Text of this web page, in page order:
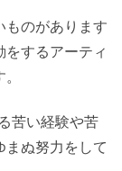
ものがあります
するアーティ
苦い経験や苦
ぬ努力をして